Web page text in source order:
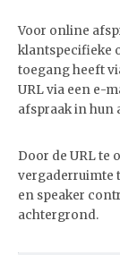
Voor online
klantspecifieke
toegang heeft
URL via een e-
afspraak in hun
Door de URL te
vergaderruimte
en speaker
achtergrond.